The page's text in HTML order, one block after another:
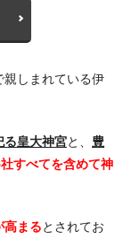
親しまれている伊
る皇大神宮と、 豊
すべてを含めて神
高まるとされてお